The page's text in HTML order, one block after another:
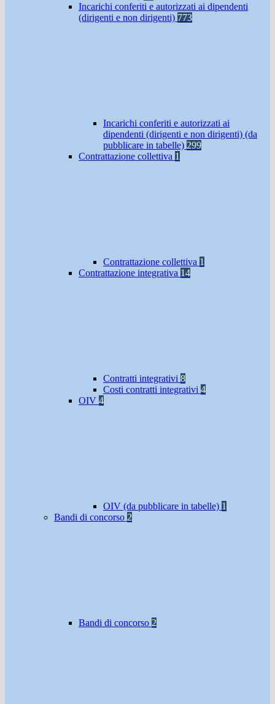
Incarichi conferiti e autorizzati ai dipendenti
(dirigenti e non dirigenti) 773
Incarichi conferiti e autorizzati ai
dipendenti (dirigenti e non dirigenti) (da
pubblicare in tabelle) 299
Contrattazione collettiva 1
Contrattazione collettiva 1
Contrattazione integrativa 14
Contratti integrativi 8
Costi contratti integrativi 4
OIV 4
OIV (da pubblicare in tabelle) 1
Bandi di concorso 2
Bandi di concorso 2